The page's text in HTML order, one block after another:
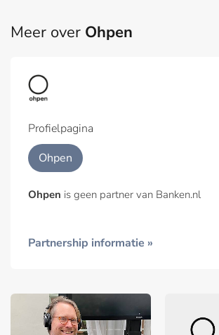
Meer over Ohpen
Profielpagina
Ohpen
Ohpen is geen partner van Banken.nl
Partnership informatie »